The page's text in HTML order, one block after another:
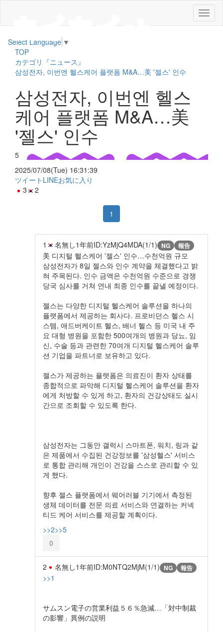
メ
ニ
Select Language ▼
TOP
カテゴリ『ニュース』
삼성전자, 이번엔 헬스케어 플랫폼 M&A…美 '젤스' 인수
삼성전자, 이번엔 헬스
케어 플랫폼 M&A…美
'젤스' 인수
5
2025/07/08(Tue) 16:31:39
ツイート LINEお気に入り
3
2
1
1 名無し1年前ID:YzMjQ4MDA(1/1) NG 報告
美 디지털 헬스케어 '젤스' 인수…수천억원 규모
삼성전자가 8일 젤스와 인수 계약을 체결했다고 밝
혀 주목된다. 인수 금액은 수천억원 수준으로 경쟁
당국 심사를 거쳐 연내 최종 인수를 끝낼 예정이다.
젤스는 다양한 디지털 헬스케어 솔루션을 하나의
플랫폼에서 제공하는 회사다. 프로비던스 헬스 시
스템, 애드버케이트 헬스, 배너 헬스 등 미국 내 주
요 대형 병원을 포함한 500여개의 병원과 당뇨, 임
신, 수술 등과 관련한 70여개 디지털 헬스케어 솔루
션 기업을 파트너로 보유하고 있다.
젤스가 제공하는 플랫폼은 의료진이 환자 상태를
종합적으로 파악해 디지털 헬스케어 솔루션을 환자
에게 처방할 수 있게 하고, 환자의 건강상태도 실시
간으로 조회할 수 있도록 한다.
삼성전자는 그동안 갤럭시 스마트폰, 워치, 링과 같
은 제품에서 수집된 건강정보를 '삼성헬스' 서비스
로 통합 관리해 개인이 건강을 스스로 관리할 수 있
게 했다.
향후 젤스 플랫폼에서 웨어러블 기기에서 측정된
생체 데이터를 전문 의료 서비스와 연결하는 커넥
티드 케어 서비스를 제공할 계획이다.
>>2>>5
0
2 名無し1年前ID:M0NTQ2MjM(1/1) NG 報告
>>1
サムスン電子の営業利益５６％急減…「対中制裁
の影響」異例の説明